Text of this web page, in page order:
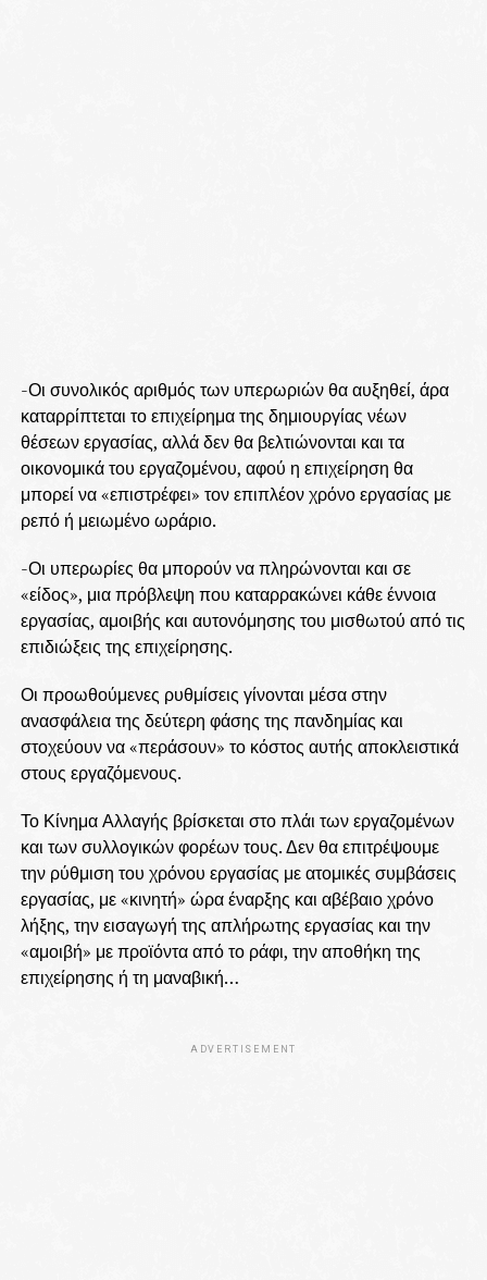
-Οι συνολικός αριθμός των υπερωριών θα αυξηθεί, άρα
καταρρίπτεται το επιχείρημα της δημιουργίας νέων
θέσεων εργασίας, αλλά δεν θα βελτιώνονται και τα
οικονομικά του εργαζομένου, αφού η επιχείρηση θα
μπορεί να «επιστρέφει» τον επιπλέον χρόνο εργασίας με
ρεπό ή μειωμένο ωράριο.
-Οι υπερωρίες θα μπορούν να πληρώνονται και σε
«είδος», μια πρόβλεψη που καταρρακώνει κάθε έννοια
εργασίας, αμοιβής και αυτονόμησης του μισθωτού από τις
επιδιώξεις της επιχείρησης.
Οι προωθούμενες ρυθμίσεις γίνονται μέσα στην
ανασφάλεια της δεύτερη φάσης της πανδημίας και
στοχεύουν να «περάσουν» το κόστος αυτής αποκλειστικά
στους εργαζόμενους.
Το Κίνημα Αλλαγής βρίσκεται στο πλάι των εργαζομένων
και των συλλογικών φορέων τους. Δεν θα επιτρέψουμε
την ρύθμιση του χρόνου εργασίας με ατομικές συμβάσεις
εργασίας, με «κινητή» ώρα έναρξης και αβέβαιο χρόνο
λήξης, την εισαγωγή της απλήρωτης εργασίας και την
«αμοιβή» με προϊόντα από το ράφι, την αποθήκη της
επιχείρησης ή τη μαναβική…
ADVERTISEMENT